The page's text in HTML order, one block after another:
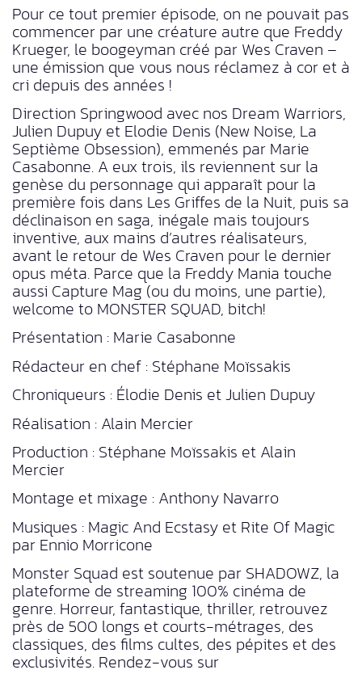
Pour ce tout premier épisode, on ne pouvait pas
commencer par une créature autre que Freddy
Krueger, le boogeyman créé par Wes Craven –
une émission que vous nous réclamez à cor et à
cri depuis des années !
Direction Springwood avec nos Dream Warriors,
Julien Dupuy et Elodie Denis (New Noise, La
Septième Obsession), emmenés par Marie
Casabonne. A eux trois, ils reviennent sur la
genèse du personnage qui apparaît pour la
première fois dans Les Griffes de la Nuit, puis sa
déclinaison en saga, inégale mais toujours
inventive, aux mains d’autres réalisateurs,
avant le retour de Wes Craven pour le dernier
opus méta. Parce que la Freddy Mania touche
aussi Capture Mag (ou du moins, une partie),
welcome to MONSTER SQUAD, bitch!
Présentation : Marie Casabonne
Rédacteur en chef : Stéphane Moïssakis
Chroniqueurs : Élodie Denis et Julien Dupuy
Réalisation : Alain Mercier
Production : Stéphane Moïssakis et Alain
Mercier
Montage et mixage : Anthony Navarro
Musiques : Magic And Ecstasy et Rite Of Magic
par Ennio Morricone
Monster Squad est soutenue par SHADOWZ, la
plateforme de streaming 100% cinéma de
genre. Horreur, fantastique, thriller, retrouvez
près de 500 longs et courts-métrages, des
classiques, des films cultes, des pépites et des
exclusivités. Rendez-vous sur